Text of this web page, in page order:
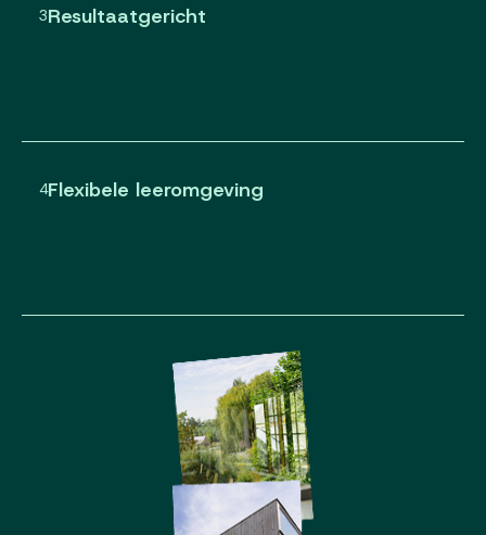
3Resultaatgericht
4Flexibele leeromgeving